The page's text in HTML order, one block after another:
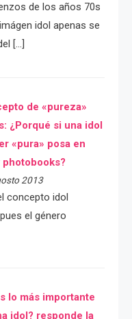
de los años 70s
idol apenas se
[…]
de «pureza»
¿Porqué si una idol
«pura» posa en
photobooks?
2013
concepto idol
el género
lo más importante
idol? responde la